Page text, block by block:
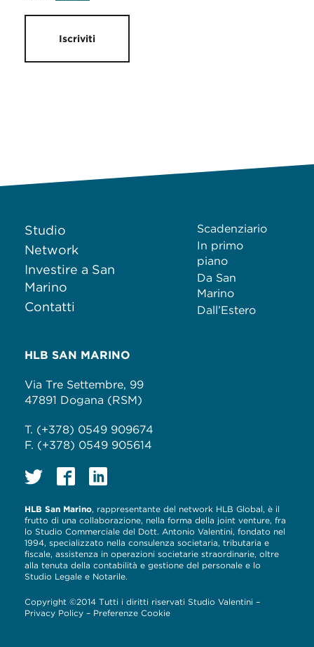
Iscriviti
Studio
Network
Investire a San
Marino
Contatti
Scadenziario
In primo
piano
Da San
Marino
Dall’Estero
HLB SAN MARINO
Via Tre Settembre, 99
47891 Dogana (RSM)
T. (+378) 0549 909674
F. (+378) 0549 905614
HLB San Marino, rappresentante del network HLB Global, è il
frutto di una collaborazione, nella forma della joint venture, fra
lo Studio Commerciale del Dott. Antonio Valentini, fondato nel
1994, specializzato nella consulenza societaria, tributaria e
fiscale, assistenza in operazioni societarie straordinarie, oltre
alla tenuta della contabilità e gestione del personale e lo
Studio Legale e Notarile.
Copyright ©2014 Tutti i diritti riservati Studio Valentini –
Privacy Policy – Preferenze Cookie